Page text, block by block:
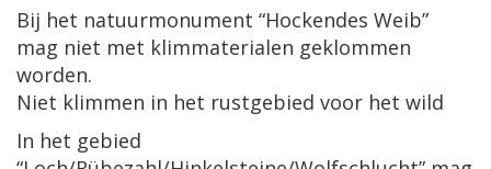
Bij het natuurmonument “Hockendes Weib”
mag niet met klimmaterialen geklommen
worden.
Niet klimmen in het rustgebied voor het wild
In het gebied